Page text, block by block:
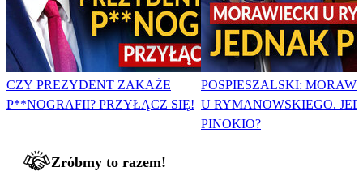
CZY PREZYDENT ZAKAŻE
P**NOGRAFII? PRZYŁĄCZ SIĘ!
POSPIESZALSKI:
U RYMANOWSKIEGO.
PINOKIO?
Zróbmy to razem!